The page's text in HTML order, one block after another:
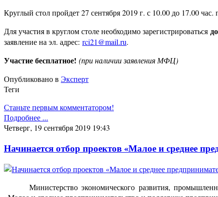
Круглый стол пройдет 27 сентября 2019 г. с 10.00 до 17.00 час.
Для участия в круглом столе необходимо зарегистрироваться
заявление на эл. адрес: rci21@mail.ru.
Участие бесплатное! (при наличии заявления МФЦ)
Опубликовано в Эксперт
Теги
Станьте первым комментатором!
Подробнее ...
Четверг, 19 сентября 2019 19:43
Начинается отбор проектов «Малое и среднее
Министерство экономического развития,